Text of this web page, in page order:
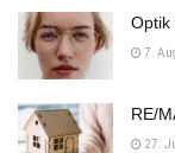
Optik
7.
RE/
27.